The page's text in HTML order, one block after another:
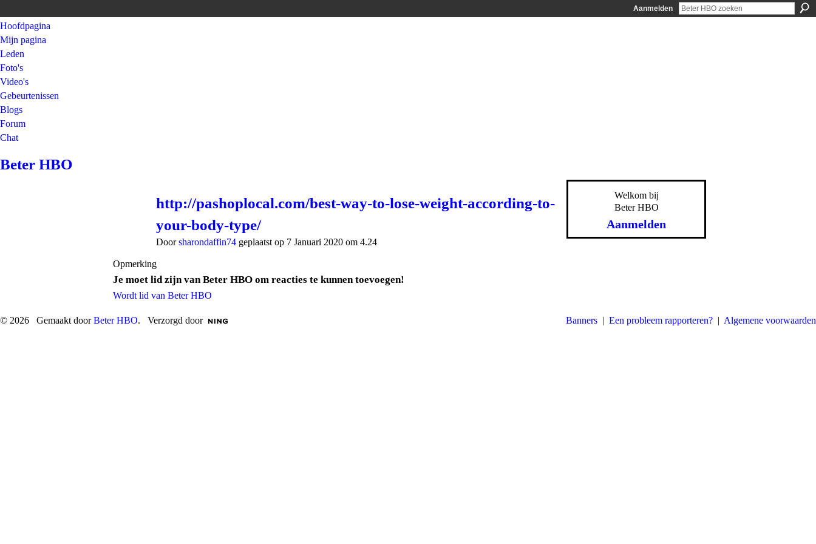
Aanmelden
Hoofdpagina
Mijn pagina
Leden
Foto's
Video's
Gebeurtenissen
Blogs
Forum
Chat
Beter HBO
http://pashoplocal.com/best-way-to-lose-weight-according-to-
your-body-type/
Doorsharondaffin74 geplaatst op 7 Januari 2020 om 4.24
Opmerking
Je moet lid zijn van Beter HBO om reacties te kunnen toevoegen!
Wordt lid van Beter HBO
Welkom bij
Beter HBO
Aanmelden
© 2026 Gemaakt doorBeter HBO. Verzorgd door Banners | Een probleem rapporteren? | Algemene voorwaarden